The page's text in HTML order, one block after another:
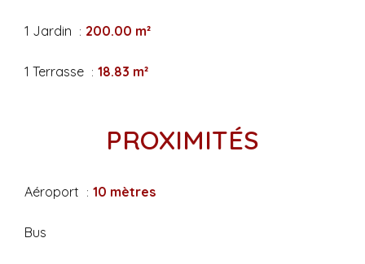
1 Jardin 200.00 m²
1 Terrasse 18.83 m²
PROXIMITÉS
Aéroport 10 mètres
Bus